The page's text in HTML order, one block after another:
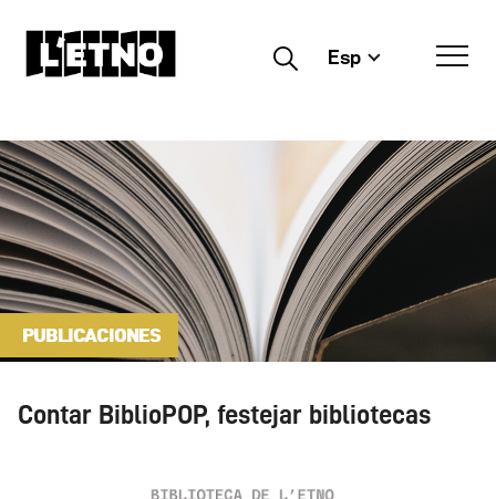
Buscar Esp
PUBLICACIONES
Contar BiblioPOP, festejar bibliotecas